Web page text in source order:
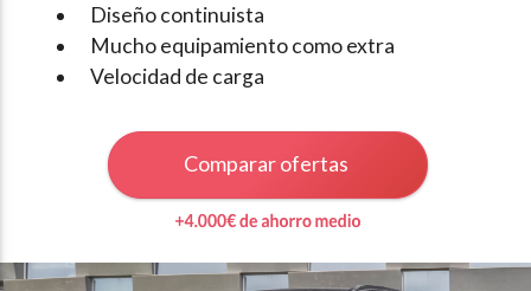
Diseño continuista
Mucho equipamiento como extra
Velocidad de carga
Comparar ofertas